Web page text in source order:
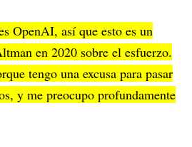
OpenAI, así que esto es un
en 2020 sobre el esfuerzo.
tengo una excusa para pasar
y me preocupo profundamente